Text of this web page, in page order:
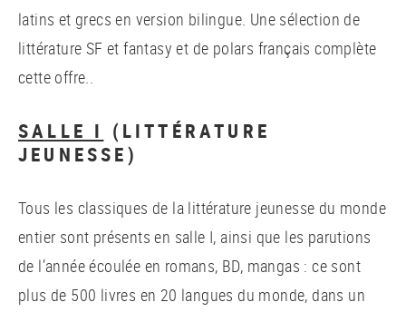
latins et grecs en version bilingue. Une sélection de
littérature SF et fantasy et de polars français complète
cette offre..
SALLE I (LITTÉRATURE
JEUNESSE)
Tous les classiques de la littérature jeunesse du monde
entier sont présents en salle I, ainsi que les parutions
de l’année écoulée en romans, BD, mangas : ce sont
plus de 500 livres en 20 langues du monde, dans un